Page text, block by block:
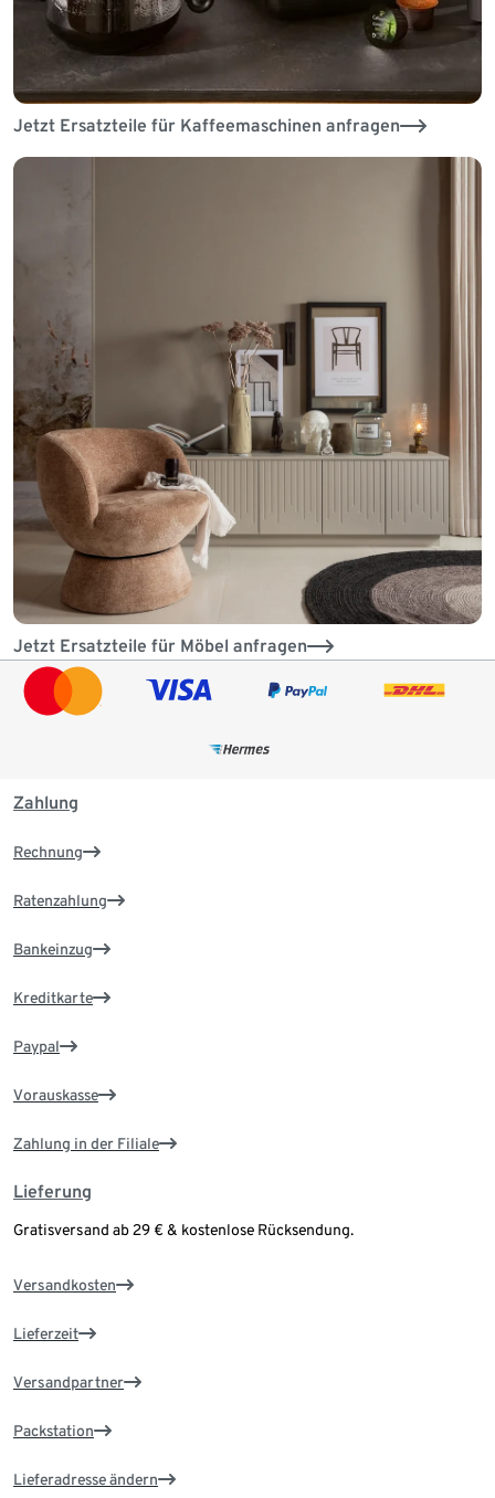
Jetzt Ersatzteile für Kaffeemaschinen anfragen
Jetzt Ersatzteile für Möbel anfragen
Zahlung
Rechnung
Ratenzahlung
Bankeinzug
Kreditkarte
Paypal
Vorauskasse
Zahlung in der Filiale
Lieferung
Gratisversand ab 29 € & kostenlose Rücksendung.
Versandkosten
Lieferzeit
Versandpartner
Packstation
Lieferadresse ändern